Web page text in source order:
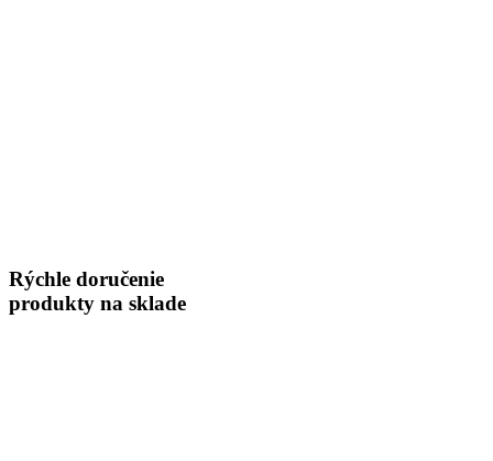
Rýchle doručenie
produkty na sklade